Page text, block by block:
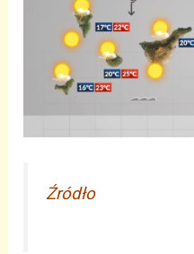
Źródło